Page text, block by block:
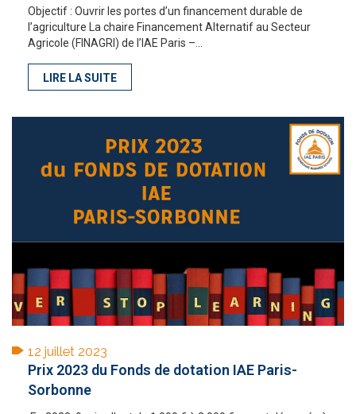
Objectif : Ouvrir les portes d’un financement durable de
l’agriculture La chaire Financement Alternatif au Secteur
Agricole (FINAGRI) de l’IAE Paris –...
LIRE LA SUITE
12 juillet 2023
Prix 2023 du Fonds de dotation IAE Paris-
Sorbonne